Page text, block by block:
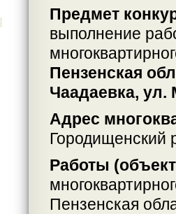
Предмет
выполнение
Пензенская
Чаадаевка, ул.
Адрес
Городищенский
Работы
Пензенская